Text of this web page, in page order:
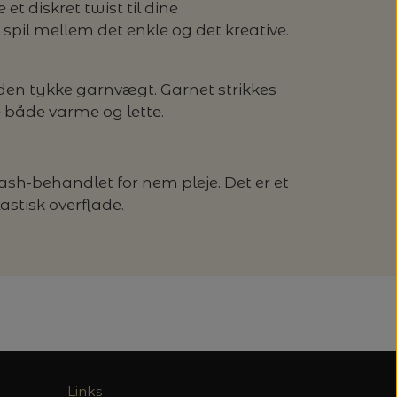
et diskret twist til dine
mellem det enkle og det kreative.
tykke garnvægt. Garnet strikkes
varme og lette.
behandlet for nem pleje. Det er et
overflade.
Links